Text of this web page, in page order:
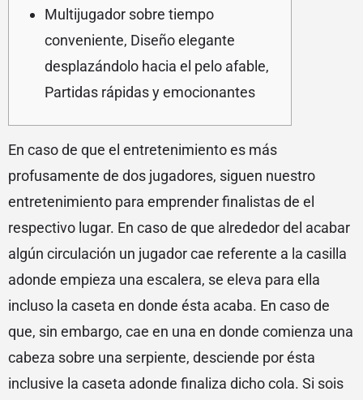
Multijugador sobre tiempo
conveniente, Diseño elegante
desplazándolo hacia el pelo afable,
Partidas rápidas y emocionantes
En caso de que el entretenimiento es más
profusamente de dos jugadores, siguen nuestro
entretenimiento para emprender finalistas de el
respectivo lugar. En caso de que alrededor del acabar
algún circulación un jugador cae referente a la casilla
adonde empieza una escalera, se eleva para ella
incluso la caseta en donde ésta acaba. En caso de
que, sin embargo, cae en una en donde comienza una
cabeza sobre una serpiente, desciende por ésta
inclusive la caseta adonde finaliza dicho cola. Si sois